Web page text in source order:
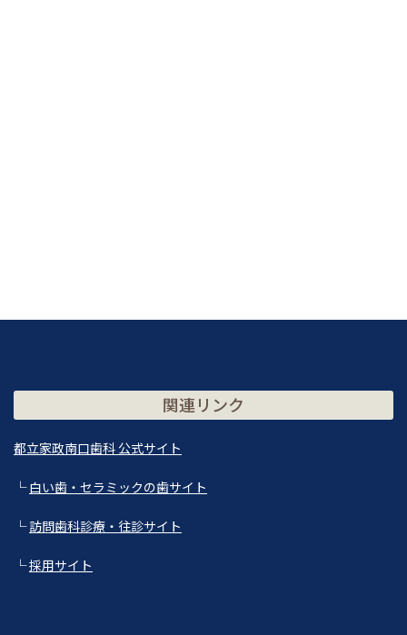
関連リンク
都立家政南口歯科 公式サイト
└白い歯・セラミックの歯サイト
└訪問歯科診療・往診サイト
└採用サイト